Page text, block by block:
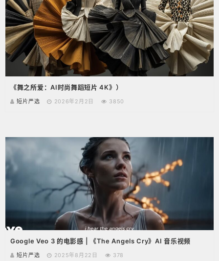
《舞之所爱：AI时尚舞蹈短片 4K》）
短片严选 2026年2月2日 3850
Google Veo 3 的电影感 | 《The Angels Cry》AI 音乐视频
短片严选 2025年8月22日 378